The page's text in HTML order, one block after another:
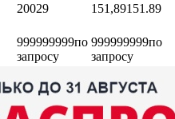
20029 151,89151.89
999999999по
запросу
999999999по
запросу